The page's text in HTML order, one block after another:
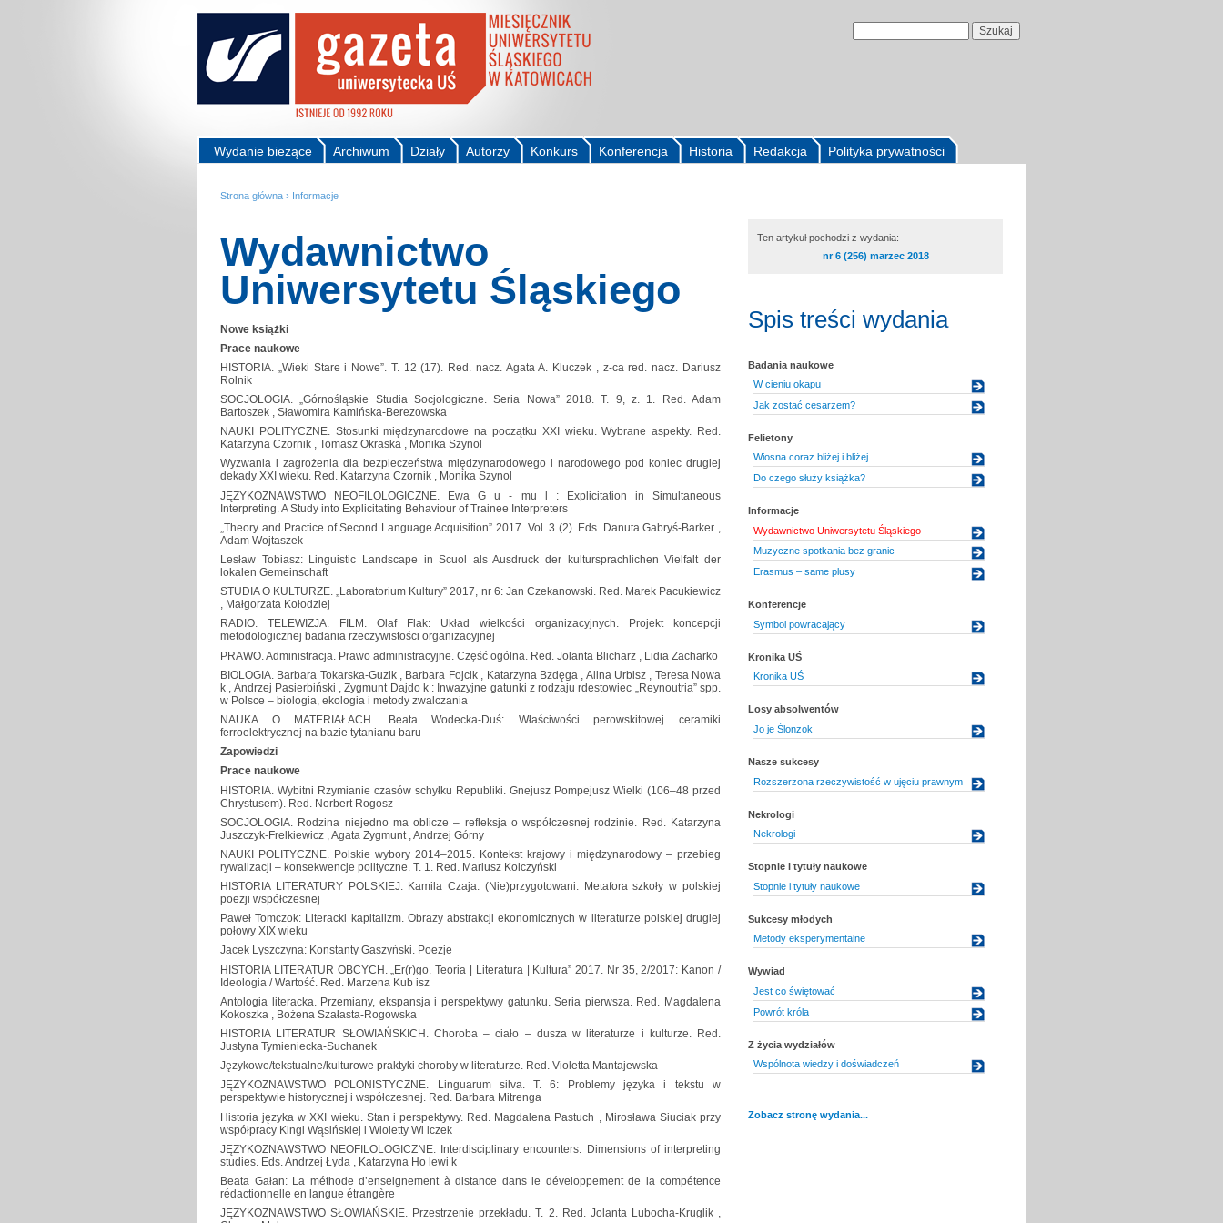
Polityka prywatności
Redakcja
Historia
Konferencja
Konkurs
Autorzy
Działy
Archiwum
Wydanie bieżące
Strona główna › Informacje
Wydawnictwo
Uniwersytetu Śląskiego
Nowe książki
Prace naukowe
HISTORIA. „Wieki Stare i Nowe”. T. 12 (17). Red. nacz. Agata A. Kluczek , z-ca red. nacz. Dariusz
Rolnik
SOCJOLOGIA. „Górnośląskie Studia Socjologiczne. Seria Nowa” 2018. T. 9, z. 1. Red. Adam
Bartoszek , Sławomira Kamińska-Berezowska
NAUKI POLITYCZNE. Stosunki międzynarodowe na początku XXI wieku. Wybrane aspekty. Red.
Katarzyna Czornik , Tomasz Okraska , Monika Szynol
Wyzwania i zagrożenia dla bezpieczeństwa międzynarodowego i narodowego pod koniec drugiej
dekady XXI wieku. Red. Katarzyna Czornik , Monika Szynol
JĘZYKOZNAWSTWO NEOFILOLOGICZNE. Ewa G u - mu l : Explicitation in Simultaneous
Interpreting. A Study into Explicitating Behaviour of Trainee Interpreters
„Theory and Practice of Second Language Acquisition” 2017. Vol. 3 (2). Eds. Danuta Gabryś-Barker ,
Adam Wojtaszek
Lesław Tobiasz: Linguistic Landscape in Scuol als Ausdruck der kultursprachlichen Vielfalt der
lokalen Gemeinschaft
STUDIA O KULTURZE. „Laboratorium Kultury” 2017, nr 6: Jan Czekanowski. Red. Marek Pacukiewicz
, Małgorzata Kołodziej
RADIO. TELEWIZJA. FILM. Olaf Flak: Układ wielkości organizacyjnych. Projekt koncepcji
metodologicznej badania rzeczywistości organizacyjnej
PRAWO. Administracja. Prawo administracyjne. Część ogólna. Red. Jolanta Blicharz , Lidia Zacharko
BIOLOGIA. Barbara Tokarska-Guzik , Barbara Fojcik , Katarzyna Bzdęga , Alina Urbisz , Teresa Nowa
k , Andrzej Pasierbiński , Zygmunt Dajdo k : Inwazyjne gatunki z rodzaju rdestowiec „Reynoutria” spp.
w Polsce – biologia, ekologia i metody zwalczania
NAUKA O MATERIAŁACH. Beata Wodecka-Duś: Właściwości perowskitowej ceramiki
ferroelektrycznej na bazie tytanianu baru
Zapowiedzi
Prace naukowe
HISTORIA. Wybitni Rzymianie czasów schyłku Republiki. Gnejusz Pompejusz Wielki (106–48 przed
Chrystusem). Red. Norbert Rogosz
SOCJOLOGIA. Rodzina niejedno ma oblicze – refleksja o współczesnej rodzinie. Red. Katarzyna
Juszczyk-Frelkiewicz , Agata Zygmunt , Andrzej Górny
NAUKI POLITYCZNE. Polskie wybory 2014–2015. Kontekst krajowy i międzynarodowy – przebieg
rywalizacji – konsekwencje polityczne. T. 1. Red. Mariusz Kolczyński
HISTORIA LITERATURY POLSKIEJ. Kamila Czaja: (Nie)przygotowani. Metafora szkoły w polskiej
poezji współczesnej
Paweł Tomczok: Literacki kapitalizm. Obrazy abstrakcji ekonomicznych w literaturze polskiej drugiej
połowy XIX wieku
Jacek Lyszczyna: Konstanty Gaszyński. Poezje
HISTORIA LITERATUR OBCYCH. „Er(r)go. Teoria | Literatura | Kultura” 2017. Nr 35, 2/2017: Kanon /
Ideologia / Wartość. Red. Marzena Kub isz
Antologia literacka. Przemiany, ekspansja i perspektywy gatunku. Seria pierwsza. Red. Magdalena
Kokoszka , Bożena Szałasta-Rogowska
HISTORIA LITERATUR SŁOWIAŃSKICH. Choroba – ciało – dusza w literaturze i kulturze. Red.
Justyna Tymieniecka-Suchanek
Językowe/tekstualne/kulturowe praktyki choroby w literaturze. Red. Violetta Mantajewska
JĘZYKOZNAWSTWO POLONISTYCZNE. Linguarum silva. T. 6: Problemy języka i tekstu w
perspektywie historycznej i współczesnej. Red. Barbara Mitrenga
Historia języka w XXI wieku. Stan i perspektywy. Red. Magdalena Pastuch , Mirosława Siuciak przy
współpracy Kingi Wąsińskiej i Wioletty Wi lczek
JĘZYKOZNAWSTWO NEOFILOLOGICZNE. Interdisciplinary encounters: Dimensions of interpreting
studies. Eds. Andrzej Łyda , Katarzyna Ho lewi k
Beata Gałan: La méthode d’enseignement à distance dans le développement de la compétence
rédactionnelle en langue étrangère
JĘZYKOZNAWSTWO SŁOWIAŃSKIE. Przestrzenie przekładu. T. 2. Red. Jolanta Lubocha-Kruglik ,
Ten artykuł pochodzi z wydania:
nr 6 (256) marzec 2018
Spis treści wydania
Badania naukowe
W cieniu okapu
Jak zostać cesarzem?
Felietony
Wiosna coraz bliżej i bliżej
Do czego służy książka?
Informacje
Wydawnictwo Uniwersytetu Śląskiego
Muzyczne spotkania bez granic
Erasmus – same plusy
Konferencje
Symbol powracający
Kronika UŚ
Kronika UŚ
Losy absolwentów
Jo je Ślonzok
Nasze sukcesy
Rozszerzona rzeczywistość w ujęciu prawnym
Nekrologi
Nekrologi
Stopnie i tytuły naukowe
Stopnie i tytuły naukowe
Sukcesy młodych
Metody eksperymentalne
Wywiad
Jest co świętować
Powrót króla
Z życia wydziałów
Wspólnota wiedzy i doświadczeń
Zobacz stronę wydania...